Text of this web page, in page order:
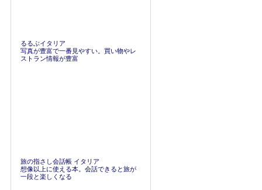
るるぶイタリア
写真が豊富で一番見やすい。買い物やレ
ストラン情報が豊富
旅の指さし会話帳 イタリア
想像以上に使える本。会話できると旅が
一段と楽しくなる